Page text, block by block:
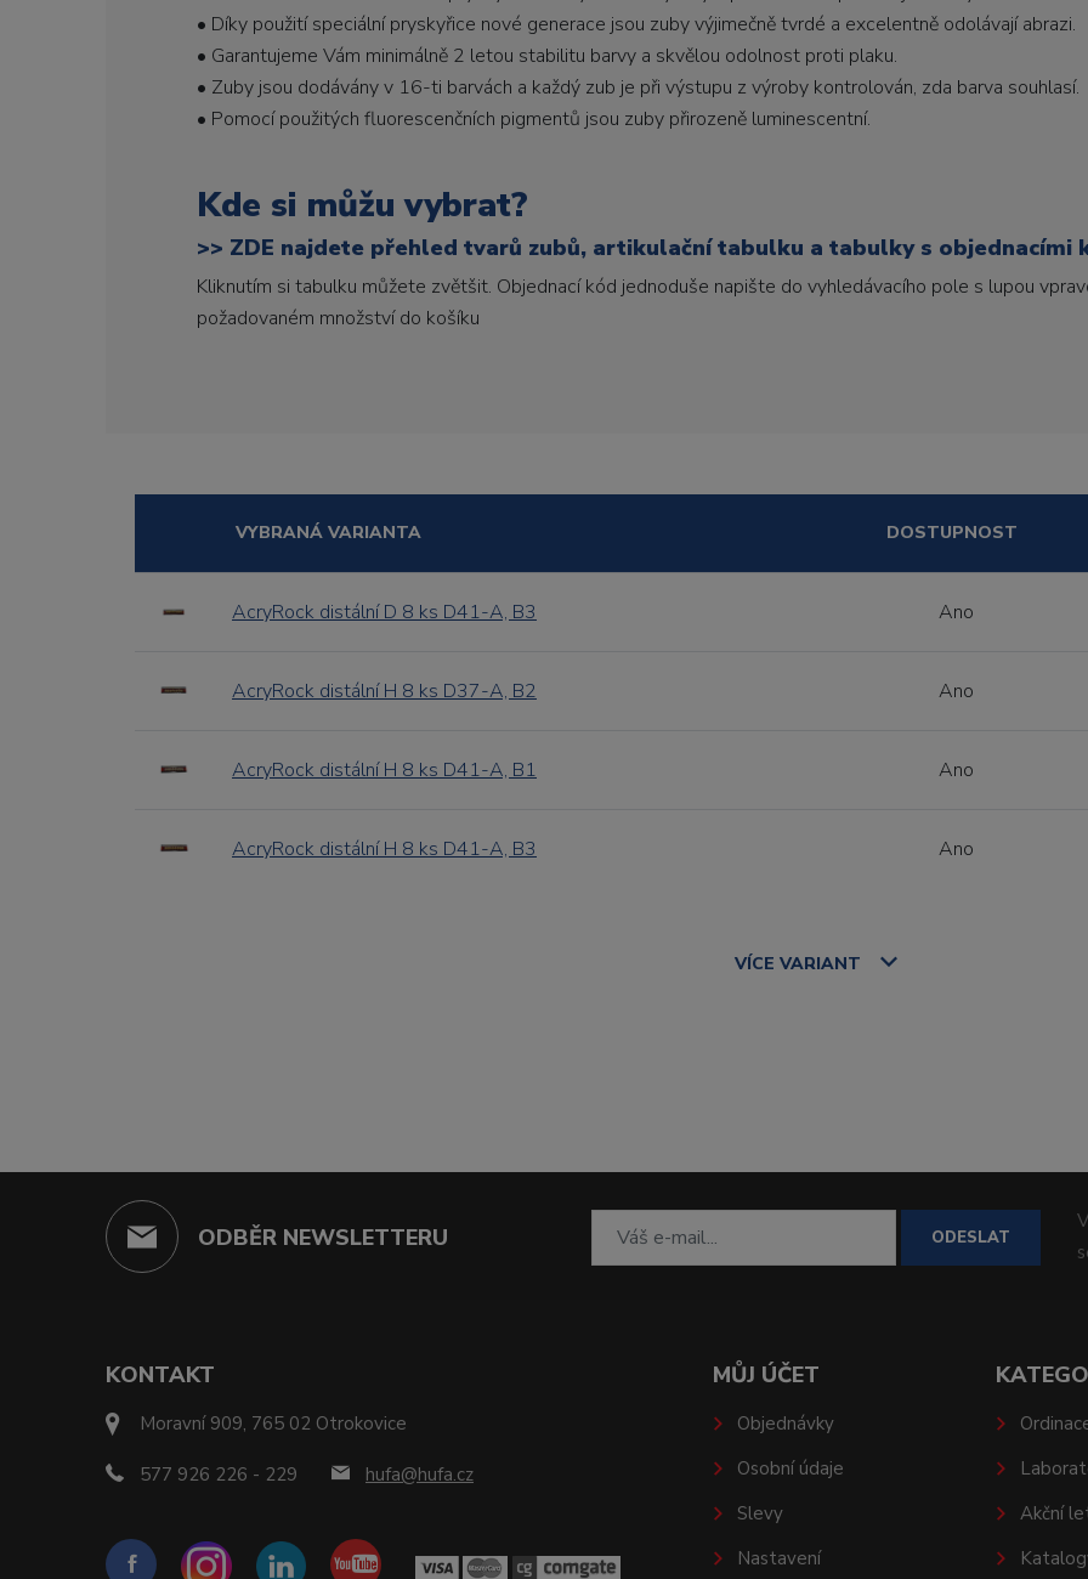
• Díky použití speciální pryskyřice nové generace jsou zuby výjimečně tvrdé a excelentně odolávají abrazi.
• Garantujeme Vám minimálně 2 letou stabilitu barvy a skvělou odolnost proti plaku.
• Zuby jsou dodávány v 16-ti barvách a každý zub je při výstupu z výroby kontrolován, zda barva souhlasí.
• Pomocí použitých fluorescenčních pigmentů jsou zuby přirozeně luminescentní.
Kde si můžu vybrat?
>> ZDE najdete přehled tvarů zubů, artikulační tabulku a tabulky s objednacími
Kliknutím si tabulku můžete zvětšit. Objednací kód jednoduše napište do vyhledávacího pole s lupou
požadovaném množství do košíku
VYBRANÁ VARIANTA DOSTUPNOST
AcryRock distální D 8 ks D41-A, B3 Ano
AcryRock distální H 8 ks D37-A, B2 Ano
AcryRock distální H 8 ks D41-A, B1 Ano
AcryRock distální H 8 ks D41-A, B3 Ano
VÍCE VARIANT
ODBĚR NEWSLETTERU ODESLAT
KONTAKT
Moravní 909, 765 02 Otrokovice
577 926 226 - 229 hufa@hufa.cz
MŮJ ÚČET
Objednávky
Osobní údaje
Slevy
Nastavení
Akční